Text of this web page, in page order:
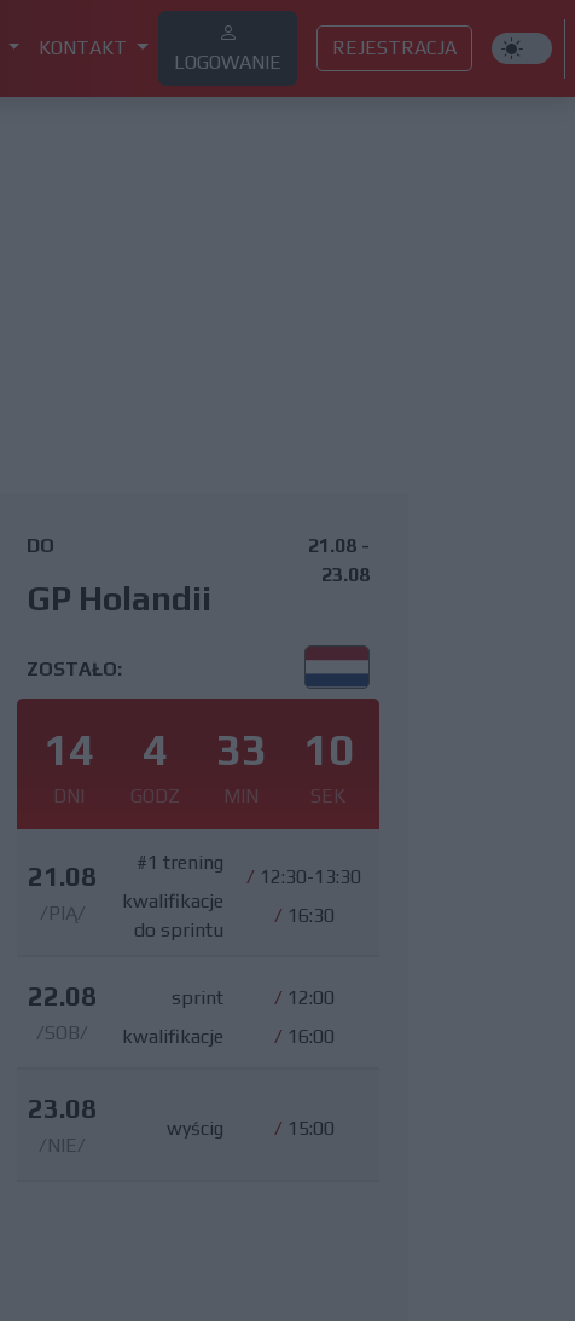
KONTAKT
LOGOWANIE
REJESTRACJA
DO
GP Holandii
21.08 -
23.08
ZOSTAŁO:
14
DNI
4
GODZ
33
MIN
9
SEK
21.08
/PIĄ/
#1 trening
kwalifikacje
do sprintu
/ 12:30-13:30
/ 16:30
22.08
/SOB/
sprint
kwalifikacje
/ 12:00
/ 16:00
23.08
/NIE/
wyścig / 15:00